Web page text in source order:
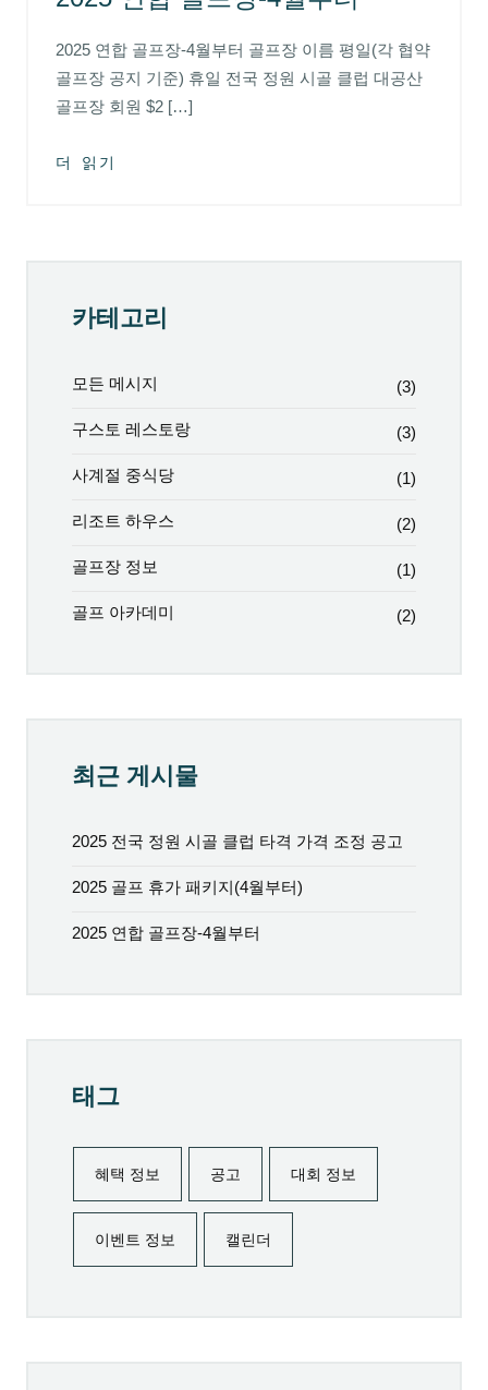
2025 연합 골프장-4월부터 골프장 이름 평일(각 협약
골프장 공지 기준) 휴일 전국 정원 시골 클럽 대공산
골프장 회원 $2 […]
더 읽기
카테고리
모든 메시지 (3)
구스토 레스토랑 (3)
사계절 중식당 (1)
리조트 하우스 (2)
골프장 정보 (1)
골프 아카데미 (2)
최근 게시물
2025 전국 정원 시골 클럽 타격 가격 조정 공고
2025 골프 휴가 패키지(4월부터)
2025 연합 골프장-4월부터
태그
혜택 정보 공고 대회 정보
이벤트 정보 캘린더